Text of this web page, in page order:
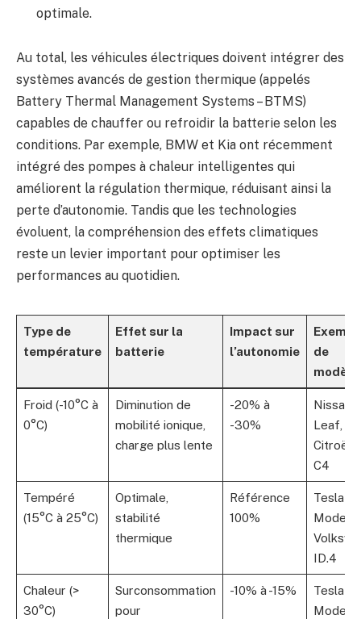
optimale.
Au total, les véhicules électriques doivent intégrer des
systèmes avancés de gestion thermique (appelés
Battery Thermal Management Systems – BTMS)
capables de chauffer ou refroidir la batterie selon les
conditions. Par exemple, BMW et Kia ont récemment
intégré des pompes à chaleur intelligentes qui
améliorent la régulation thermique, réduisant ainsi la
perte d’autonomie. Tandis que les technologies
évoluent, la compréhension des effets climatiques
reste un levier important pour optimiser les
performances au quotidien.
Type de
température
Effet sur la
batterie
Impact sur
l’autonomie
de
Froid (-10°C à
0°C)
Diminution de
mobilité ionique,
charge plus lente
-20% à
-30%
Nissan
Leaf,
Citroën
C4
Tempéré
(15°C à 25°C)
Optimale,
stabilité
thermique
Référence
100%
Tesla
Model
ID.4
Chaleur (>
30°C)
Surconsommation
pour
-10% à -15%
Tesla
Model